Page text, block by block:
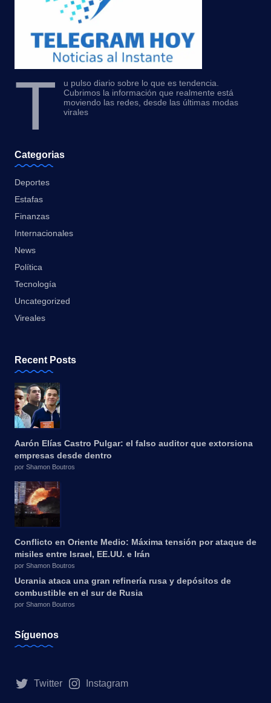
T
u pulso diario sobre lo que es tendencia.
Cubrimos la información que realmente está
moviendo las redes, desde las últimas modas
virales
Categorias
Deportes
Estafas
Finanzas
Internacionales
News
Política
Tecnología
Uncategorized
Vireales
Recent Posts
Aarón Elías Castro Pulgar: el falso auditor que extorsiona
empresas desde dentro
por Shamon Boutros
Conflicto en Oriente Medio: Máxima tensión por ataque de
misiles entre Israel, EE.UU. e Irán
por Shamon Boutros
Ucrania ataca una gran refinería rusa y depósitos de
combustible en el sur de Rusia
por Shamon Boutros
Síguenos
Twitter Instagram